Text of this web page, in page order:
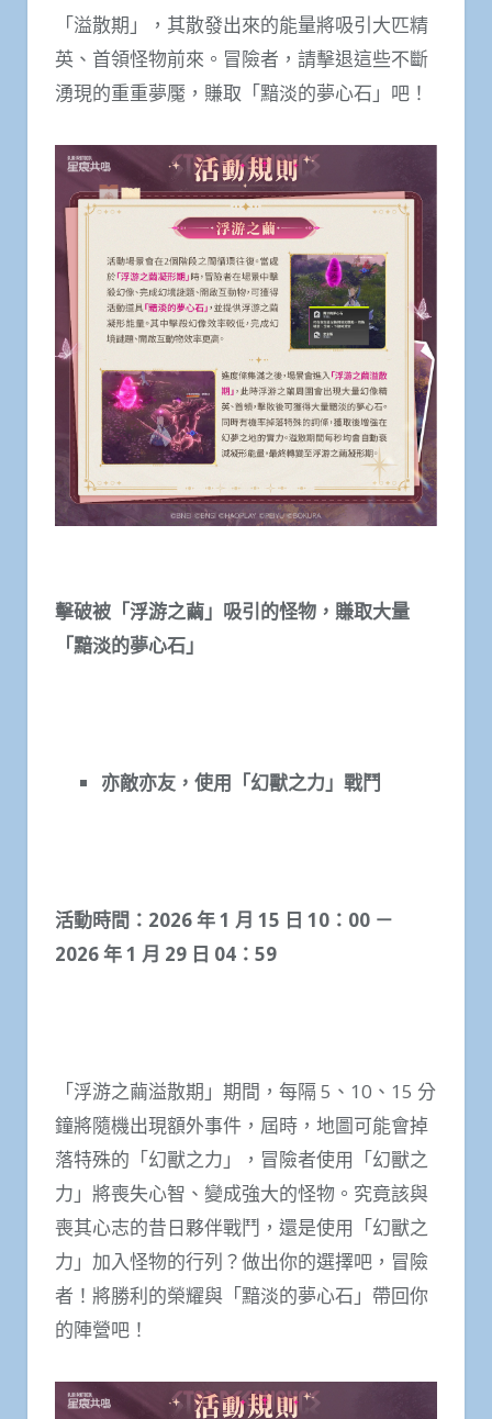
「溢散期」，其散發出來的能量將吸引大匹精
英、首領怪物前來。冒險者，請擊退這些不斷
湧現的重重夢魘，賺取「黯淡的夢心石」吧！
擊破被「浮游之繭」吸引的怪物，賺取大量
「黯淡的夢心石」
亦敵亦友，使用「幻獸之力」戰鬥
活動時間： 2026年1 月 15 日 10 ： 00 －
2026年1 月 29 日 04 ： 59
「浮游之繭溢散期」期間，每隔 5、10、15 分
鐘將隨機出現額外事件，屆時，地圖可能會掉
落特殊的「幻獸之力」，冒險者使用「幻獸之
力」將喪失心智、變成強大的怪物。究竟該與
喪其心志的昔日夥伴戰鬥，還是使用「幻獸之
力」加入怪物的行列？做出你的選擇吧，冒險
者！將勝利的榮耀與「黯淡的夢心石」帶回你
的陣營吧！